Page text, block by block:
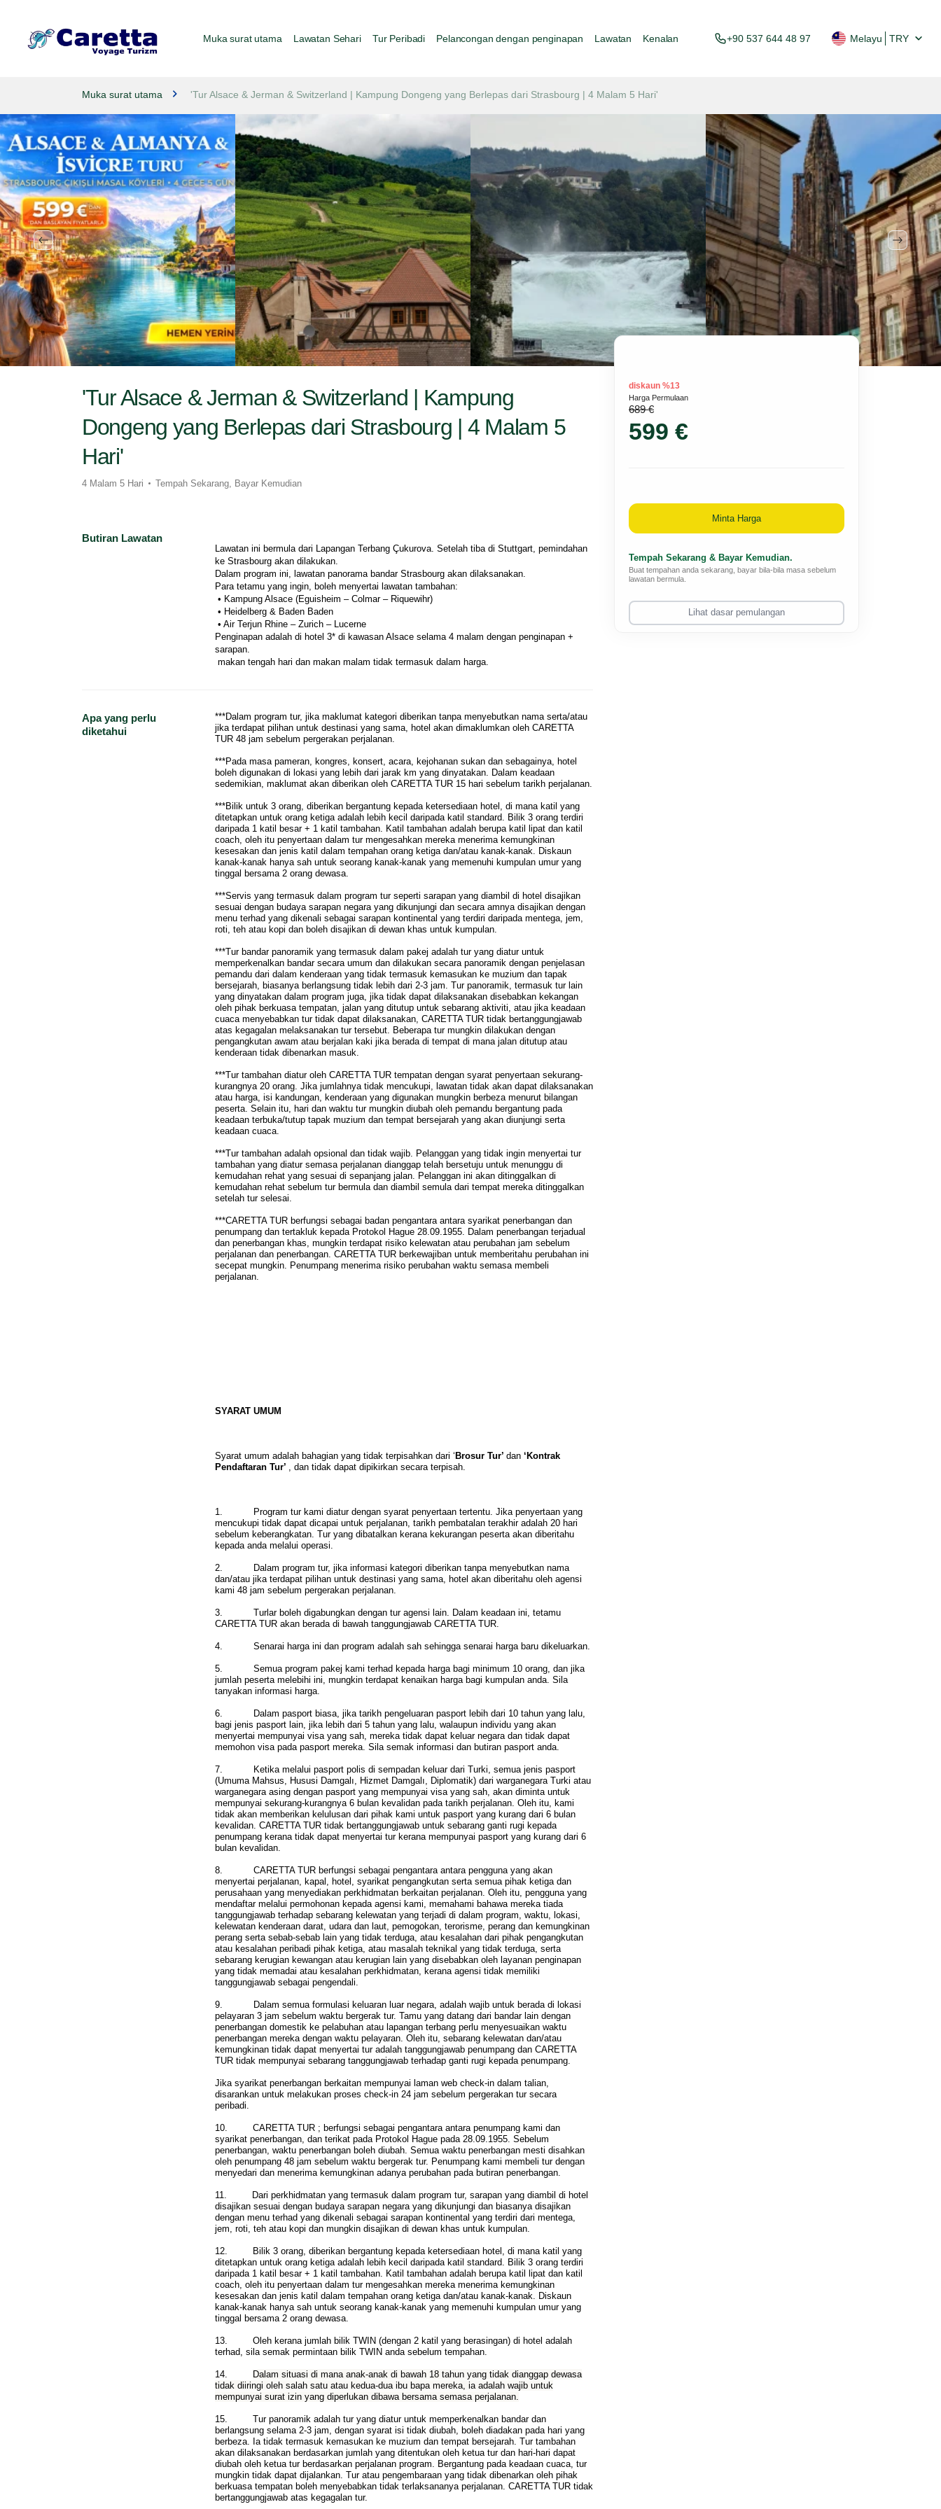
Muka surat utama Lawatan Sehari Tur Peribadi Pelancongan dengan penginapan Lawatan Kenalan +90 537 644 48 97 Melayu TRY
Muka surat utama 'Tur Alsace & Jerman & Switzerland | Kampung Dongeng yang Berlepas dari Strasbourg | 4 Malam 5 Hari'
'Tur Alsace & Jerman & Switzerland | Kampung
Dongeng yang Berlepas dari Strasbourg | 4 Malam 5
Hari'
4 Malam 5 Hari Tempah Sekarang, Bayar Kemudian
Butiran Lawatan
Lawatan ini bermula dari Lapangan Terbang Çukurova. Setelah tiba di Stuttgart, pemindahan
ke Strasbourg akan dilakukan.
Dalam program ini, lawatan panorama bandar Strasbourg akan dilaksanakan.
Para tetamu yang ingin, boleh menyertai lawatan tambahan:
• Kampung Alsace (Eguisheim – Colmar – Riquewihr)
• Heidelberg & Baden Baden
• Air Terjun Rhine – Zurich – Lucerne
Penginapan adalah di hotel 3* di kawasan Alsace selama 4 malam dengan penginapan +
sarapan.
makan tengah hari dan makan malam tidak termasuk dalam harga.
Apa yang perlu
diketahui
***Dalam program tur, jika maklumat kategori diberikan tanpa menyebutkan nama serta/atau
jika terdapat pilihan untuk destinasi yang sama, hotel akan dimaklumkan oleh CARETTA
TUR 48 jam sebelum pergerakan perjalanan.
***Pada masa pameran, kongres, konsert, acara, kejohanan sukan dan sebagainya, hotel
boleh digunakan di lokasi yang lebih dari jarak km yang dinyatakan. Dalam keadaan
sedemikian, maklumat akan diberikan oleh CARETTA TUR 15 hari sebelum tarikh perjalanan.
***Bilik untuk 3 orang, diberikan bergantung kepada ketersediaan hotel, di mana katil yang
ditetapkan untuk orang ketiga adalah lebih kecil daripada katil standard. Bilik 3 orang terdiri
daripada 1 katil besar + 1 katil tambahan. Katil tambahan adalah berupa katil lipat dan katil
coach, oleh itu penyertaan dalam tur mengesahkan mereka menerima kemungkinan
kesesakan dan jenis katil dalam tempahan orang ketiga dan/atau kanak-kanak. Diskaun
kanak-kanak hanya sah untuk seorang kanak-kanak yang memenuhi kumpulan umur yang
tinggal bersama 2 orang dewasa.
***Servis yang termasuk dalam program tur seperti sarapan yang diambil di hotel disajikan
sesuai dengan budaya sarapan negara yang dikunjungi dan secara amnya disajikan dengan
menu terhad yang dikenali sebagai sarapan kontinental yang terdiri daripada mentega, jem,
roti, teh atau kopi dan boleh disajikan di dewan khas untuk kumpulan.
***Tur bandar panoramik yang termasuk dalam pakej adalah tur yang diatur untuk
memperkenalkan bandar secara umum dan dilakukan secara panoramik dengan penjelasan
pemandu dari dalam kenderaan yang tidak termasuk kemasukan ke muzium dan tapak
bersejarah, biasanya berlangsung tidak lebih dari 2-3 jam. Tur panoramik, termasuk tur lain
yang dinyatakan dalam program juga, jika tidak dapat dilaksanakan disebabkan kekangan
oleh pihak berkuasa tempatan, jalan yang ditutup untuk sebarang aktiviti, atau jika keadaan
cuaca menyebabkan tur tidak dapat dilaksanakan, CARETTA TUR tidak bertanggungjawab
atas kegagalan melaksanakan tur tersebut. Beberapa tur mungkin dilakukan dengan
pengangkutan awam atau berjalan kaki jika berada di tempat di mana jalan ditutup atau
kenderaan tidak dibenarkan masuk.
***Tur tambahan diatur oleh CARETTA TUR tempatan dengan syarat penyertaan sekurang-
kurangnya 20 orang. Jika jumlahnya tidak mencukupi, lawatan tidak akan dapat dilaksanakan
atau harga, isi kandungan, kenderaan yang digunakan mungkin berbeza menurut bilangan
peserta. Selain itu, hari dan waktu tur mungkin diubah oleh pemandu bergantung pada
keadaan terbuka/tutup tapak muzium dan tempat bersejarah yang akan diunjungi serta
keadaan cuaca.
***Tur tambahan adalah opsional dan tidak wajib. Pelanggan yang tidak ingin menyertai tur
tambahan yang diatur semasa perjalanan dianggap telah bersetuju untuk menunggu di
kemudahan rehat yang sesuai di sepanjang jalan. Pelanggan ini akan ditinggalkan di
kemudahan rehat sebelum tur bermula dan diambil semula dari tempat mereka ditinggalkan
setelah tur selesai.
***CARETTA TUR berfungsi sebagai badan pengantara antara syarikat penerbangan dan
penumpang dan tertakluk kepada Protokol Hague 28.09.1955. Dalam penerbangan terjadual
dan penerbangan khas, mungkin terdapat risiko kelewatan atau perubahan jam sebelum
perjalanan dan penerbangan. CARETTA TUR berkewajiban untuk memberitahu perubahan ini
secepat mungkin. Penumpang menerima risiko perubahan waktu semasa membeli
perjalanan.
SYARAT UMUM
Syarat umum adalah bahagian yang tidak terpisahkan dari ‘Brosur Tur’ dan ‘Kontrak
Pendaftaran Tur’
, dan tidak dapat dipikirkan secara terpisah.
1. Program tur kami diatur dengan syarat penyertaan tertentu. Jika penyertaan yang
mencukupi tidak dapat dicapai untuk perjalanan, tarikh pembatalan terakhir adalah 20 hari
sebelum keberangkatan. Tur yang dibatalkan kerana kekurangan peserta akan diberitahu
kepada anda melalui operasi.
2. Dalam program tur, jika informasi kategori diberikan tanpa menyebutkan nama
dan/atau jika terdapat pilihan untuk destinasi yang sama, hotel akan diberitahu oleh agensi
kami 48 jam sebelum pergerakan perjalanan.
3. Turlar boleh digabungkan dengan tur agensi lain. Dalam keadaan ini, tetamu
CARETTA TUR akan berada di bawah tanggungjawab CARETTA TUR.
4. Senarai harga ini dan program adalah sah sehingga senarai harga baru dikeluarkan.
5. Semua program pakej kami terhad kepada harga bagi minimum 10 orang, dan jika
jumlah peserta melebihi ini, mungkin terdapat kenaikan harga bagi kumpulan anda. Sila
tanyakan informasi harga.
6. Dalam pasport biasa, jika tarikh pengeluaran pasport lebih dari 10 tahun yang lalu,
bagi jenis pasport lain, jika lebih dari 5 tahun yang lalu, walaupun individu yang akan
menyertai mempunyai visa yang sah, mereka tidak dapat keluar negara dan tidak dapat
memohon visa pada pasport mereka. Sila semak informasi dan butiran pasport anda.
7. Ketika melalui pasport polis di sempadan keluar dari Turki, semua jenis pasport
(Umuma Mahsus, Hususi Damgalı, Hizmet Damgalı, Diplomatik) dari warganegara Turki atau
warganegara asing dengan pasport yang mempunyai visa yang sah, akan diminta untuk
mempunyai sekurang-kurangnya 6 bulan kevalidan pada tarikh perjalanan. Oleh itu, kami
tidak akan memberikan kelulusan dari pihak kami untuk pasport yang kurang dari 6 bulan
kevalidan. CARETTA TUR tidak bertanggungjawab untuk sebarang ganti rugi kepada
penumpang kerana tidak dapat menyertai tur kerana mempunyai pasport yang kurang dari 6
bulan kevalidan.
8. CARETTA TUR berfungsi sebagai pengantara antara pengguna yang akan
menyertai perjalanan, kapal, hotel, syarikat pengangkutan serta semua pihak ketiga dan
perusahaan yang menyediakan perkhidmatan berkaitan perjalanan. Oleh itu, pengguna yang
mendaftar melalui permohonan kepada agensi kami, memahami bahawa mereka tiada
tanggungjawab terhadap sebarang kelewatan yang terjadi di dalam program, waktu, lokasi,
kelewatan kenderaan darat, udara dan laut, pemogokan, terorisme, perang dan kemungkinan
perang serta sebab-sebab lain yang tidak terduga, atau kesalahan dari pihak pengangkutan
atau kesalahan peribadi pihak ketiga, atau masalah teknikal yang tidak terduga, serta
sebarang kerugian kewangan atau kerugian lain yang disebabkan oleh layanan penginapan
yang tidak memadai atau kesalahan perkhidmatan, kerana agensi tidak memiliki
tanggungjawab sebagai pengendali.
9. Dalam semua formulasi keluaran luar negara, adalah wajib untuk berada di lokasi
pelayaran 3 jam sebelum waktu bergerak tur. Tamu yang datang dari bandar lain dengan
penerbangan domestik ke pelabuhan atau lapangan terbang perlu menyesuaikan waktu
penerbangan mereka dengan waktu pelayaran. Oleh itu, sebarang kelewatan dan/atau
kemungkinan tidak dapat menyertai tur adalah tanggungjawab penumpang dan CARETTA
TUR tidak mempunyai sebarang tanggungjawab terhadap ganti rugi kepada penumpang.
Jika syarikat penerbangan berkaitan mempunyai laman web check-in dalam talian,
disarankan untuk melakukan proses check-in 24 jam sebelum pergerakan tur secara
peribadi.
10. CARETTA TUR ; berfungsi sebagai pengantara antara penumpang kami dan
syarikat penerbangan, dan terikat pada Protokol Hague pada 28.09.1955. Sebelum
penerbangan, waktu penerbangan boleh diubah. Semua waktu penerbangan mesti disahkan
oleh penumpang 48 jam sebelum waktu bergerak tur. Penumpang kami membeli tur dengan
menyedari dan menerima kemungkinan adanya perubahan pada butiran penerbangan.
11. Dari perkhidmatan yang termasuk dalam program tur, sarapan yang diambil di hotel
disajikan sesuai dengan budaya sarapan negara yang dikunjungi dan biasanya disajikan
dengan menu terhad yang dikenali sebagai sarapan kontinental yang terdiri dari mentega,
jem, roti, teh atau kopi dan mungkin disajikan di dewan khas untuk kumpulan.
12. Bilik 3 orang, diberikan bergantung kepada ketersediaan hotel, di mana katil yang
ditetapkan untuk orang ketiga adalah lebih kecil daripada katil standard. Bilik 3 orang terdiri
daripada 1 katil besar + 1 katil tambahan. Katil tambahan adalah berupa katil lipat dan katil
coach, oleh itu penyertaan dalam tur mengesahkan mereka menerima kemungkinan
kesesakan dan jenis katil dalam tempahan orang ketiga dan/atau kanak-kanak. Diskaun
kanak-kanak hanya sah untuk seorang kanak-kanak yang memenuhi kumpulan umur yang
tinggal bersama 2 orang dewasa.
13. Oleh kerana jumlah bilik TWIN (dengan 2 katil yang berasingan) di hotel adalah
terhad, sila semak permintaan bilik TWIN anda sebelum tempahan.
14. Dalam situasi di mana anak-anak di bawah 18 tahun yang tidak dianggap dewasa
tidak diiringi oleh salah satu atau kedua-dua ibu bapa mereka, ia adalah wajib untuk
mempunyai surat izin yang diperlukan dibawa bersama semasa perjalanan.
15. Tur panoramik adalah tur yang diatur untuk memperkenalkan bandar dan
berlangsung selama 2-3 jam, dengan syarat isi tidak diubah, boleh diadakan pada hari yang
berbeza. Ia tidak termasuk kemasukan ke muzium dan tempat bersejarah. Tur tambahan
akan dilaksanakan berdasarkan jumlah yang ditentukan oleh ketua tur dan hari-hari dapat
diubah oleh ketua tur berdasarkan perjalanan program. Bergantung pada keadaan cuaca, tur
mungkin tidak dapat dijalankan. Tur atau pengembaraan yang tidak dibenarkan oleh pihak
berkuasa tempatan boleh menyebabkan tidak terlaksananya perjalanan. CARETTA TUR tidak
bertanggungjawab atas kegagalan tur.
diskaun %13
Harga Permulaan
689 €
599 €
Minta Harga
Tempah Sekarang & Bayar Kemudian.
Buat tempahan anda sekarang, bayar bila-bila masa sebelum
lawatan bermula.
Lihat dasar pemulangan